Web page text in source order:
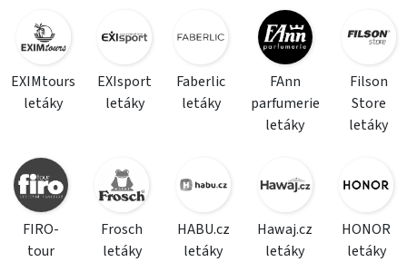
EXIMtours
letáky
EXIsport
letáky
Faberlic
letáky
FAnn
parfumerie
letáky
Filson
Store
letáky
FIRO-
tour
Frosch
letáky
HABU.cz
letáky
Hawaj.cz
letáky
HONOR
letáky